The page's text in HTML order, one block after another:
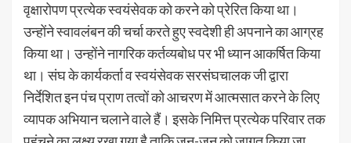
वृक्षारोपण प्रत्येक स्वयंसेवक को करने को प्रेरित किया था।
उन्होंने स्वावलंबन की चर्चा करते हुए स्वदेशी ही अपनाने का आग्रह
किया था। उन्होंने नागरिक कर्तव्यबोध पर भी ध्यान आकर्षित किया
था। संघ के कार्यकर्ता व स्वयंसेवक सरसंघचालक जी द्वारा
निर्देशित इन पंच प्राण तत्वों को आचरण में आत्मसात करने के लिए
व्यापक अभियान चलाने वाले हैं। इसके निमित्त प्रत्येक परिवार तक